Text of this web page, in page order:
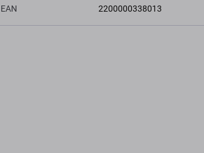
EAN 2200000338013